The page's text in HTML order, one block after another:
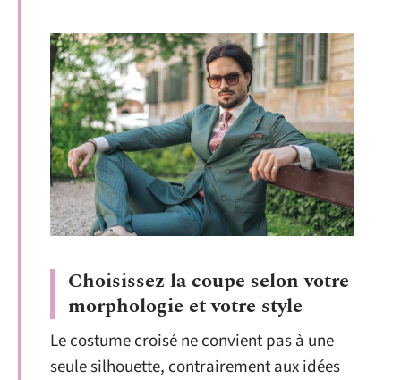
Choisissez la coupe selon votre
morphologie et votre style
Le costume croisé ne convient pas à une
seule silhouette, contrairement aux idées